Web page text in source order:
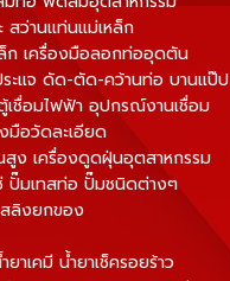
สว่านแท่นแม่เหล็ก
ล็ก เครื่องมือลอกท่ออุดตัน
ระแจ ดัด-ตัด-คว้านท่อ บานแป๊ป
เชื่อมไฟฟ้า อุปกรณ์งานเชื่อม
มือวัดละเอียด
สูง เครื่องดูดฝุ่นอุตสาหกรรม
ปั๊มเทสท่อ ปั๊มชนิดต่างๆ
สลิงยกของ
าเคมี น้ำยาเช็ครอยร้าว